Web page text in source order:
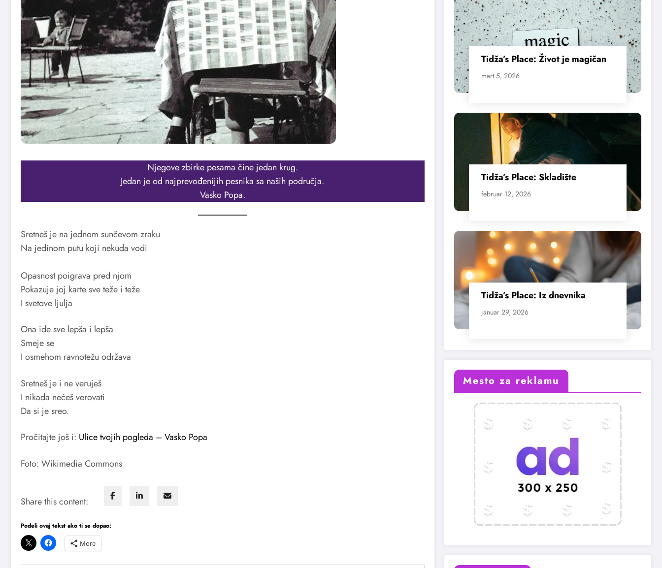
Njegove zbirke pesama čine jedan krug.
Jedan je od najprevođenijih pesnika sa naših područja.
Vasko Popa.
Sretneš je na jednom sunčevom zraku
Na jedinom putu koji nekuda vodi
Opasnost poigrava pred njom
Pokazuje joj karte sve teže i teže
I svetove ljulja
Ona ide sve lepša i lepša
Smeje se
I osmehom ravnotežu održava
Sretneš je i ne veruješ
I nikada nećeš verovati
Da si je sreo.
Pročitajte još i: Ulice tvojih pogleda – Vasko Popa
Foto: Wikimedia Commons
Share this content:
Podeli ovaj tekst ako ti se dopao:
More
Tidža’s Place: Život je magičan
mart 5, 2026
Tidža’s Place: Skladište
februar 12, 2026
Tidža’s Place: Iz dnevnika
januar 29, 2026
Mesto za reklamu